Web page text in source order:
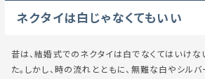
ネクタイは白じゃなくてもいい
昔は、結婚式でのネクタイは白でなくてはいけ
た。しかし、時の流れとともに、無難な白やシル